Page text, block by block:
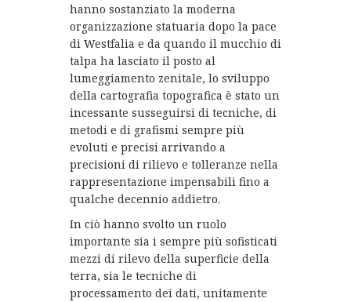
hanno sostanziato la moderna
organizzazione statuaria dopo la pace
di Westfalia e da quando il mucchio di
talpa ha lasciato il posto al
lumeggiamento zenitale, lo sviluppo
della cartografia topografica è stato un
incessante susseguirsi di tecniche, di
metodi e di grafismi sempre più
evoluti e precisi arrivando a
precisioni di rilievo e tolleranze nella
rappresentazione impensabili fino a
qualche decennio addietro.
In ciò hanno svolto un ruolo
importante sia i sempre più sofisticati
mezzi di rilevo della superficie della
terra, sia le tecniche di
processamento dei dati, unitamente